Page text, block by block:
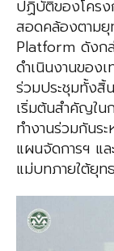
ปฏิบัติของโครง
สอดคล้องตามยุ
Platform ดังก
ดำเนินงานของ
ร่วมประชุมทั้ง
เริ่มต้นสำคัญใน
ทำงานร่วมกันร
แผนจัดการฯ แ
แม่บทภายใต้ยุท